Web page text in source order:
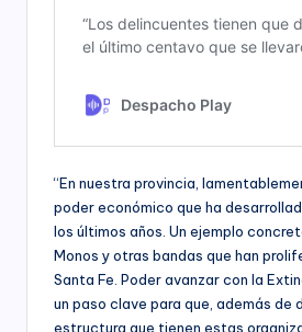
“En nuestra provincia,
poder económico que ha
los últimos años. Un ejemplo
Monos y otras bandas que han
Santa Fe. Poder avanzar con la
un paso clave para que, además de
estructura que tienen estas